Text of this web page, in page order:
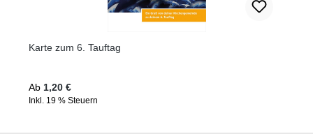
Karte zum 6. Tauftag
Regulärer Preis:
Ab 1,20 €
Inkl. 19 % Steuern